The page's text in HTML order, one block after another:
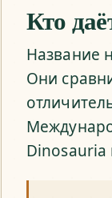
Кто
Название
Они
Dinosauria